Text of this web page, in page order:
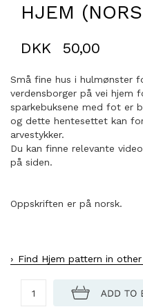
HJEM
DKK 50,00
Små fine hus i hulmønster
verdensborger på vei hjem
sparkebuksene med fot er
og dette hentesettet kan
arvestykker.
Du kan finne relevante
på siden.
Oppskriften er på norsk.
Find Hjem pattern in other